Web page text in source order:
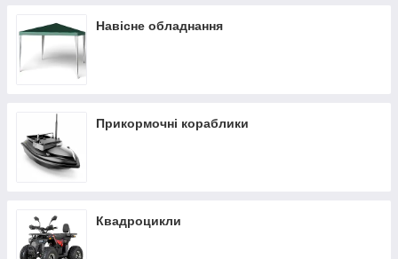
Навісне обладнання
Прикормочні кораблики
Квадроцикли